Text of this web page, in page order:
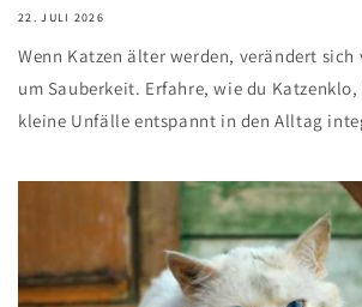
22. JULI 2026
Wenn Katzen älter werden, verändert sich
um Sauberkeit. Erfahre, wie du
kleine Unfälle entspannt in den Alltag